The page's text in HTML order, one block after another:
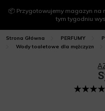
📦 Przygotowujemy magazyn na
tym tygodniu
Strona Główna PERFUMY
Wody toaletowe dla mężczyzn